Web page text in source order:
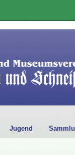
Jugend